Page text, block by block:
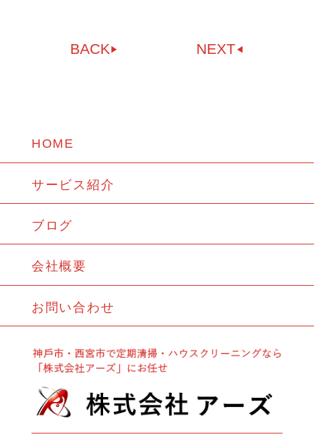
BACK NEXT
HOME
サービス紹介
ブログ
会社概要
お問い合わせ